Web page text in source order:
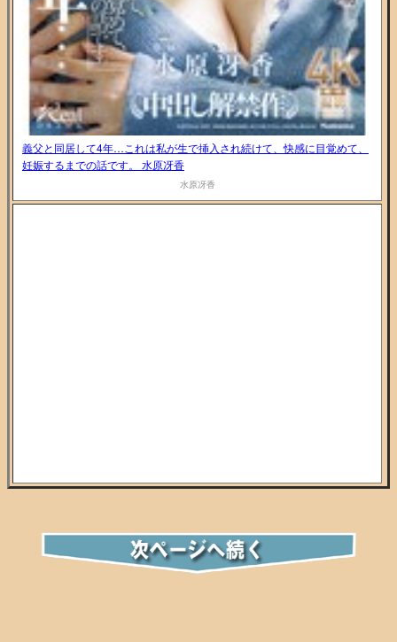
義父と同居して4年…これは私が生で挿入され続けて、快感に目覚めて、
妊娠するまでの話です。 水原冴香
水原冴香